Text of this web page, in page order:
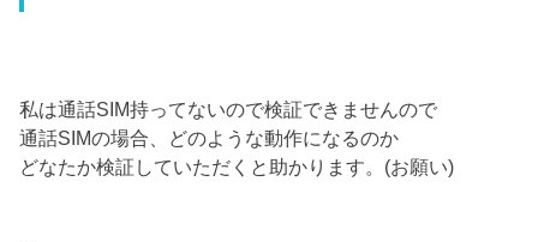
私は通話SIM持ってないので検証できませんので
通話SIMの場合、どのような動作になるのか
どなたか検証していただくと助かります。(お願い)